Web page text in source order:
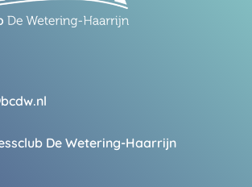
De Wetering-Haarrijn